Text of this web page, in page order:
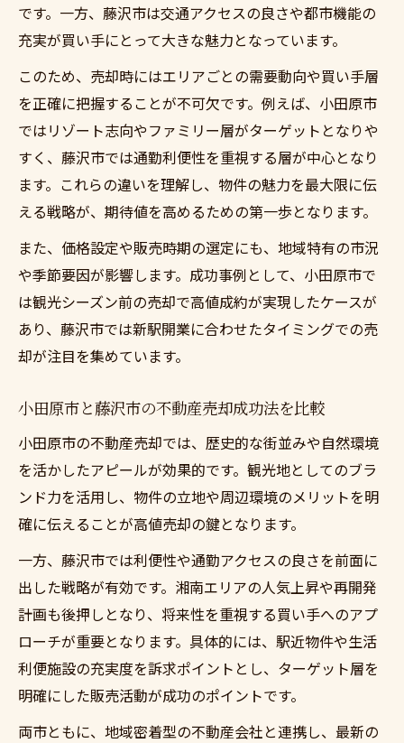
です。一方、藤沢市は交通アクセスの良さや都市機能の
充実が買い手にとって大きな魅力となっています。
このため、売却時にはエリアごとの需要動向や買い手層
を正確に把握することが不可欠です。例えば、小田原市
ではリゾート志向やファミリー層がターゲットとなりや
すく、藤沢市では通勤利便性を重視する層が中心となり
ます。これらの違いを理解し、物件の魅力を最大限に伝
える戦略が、期待値を高めるための第一歩となります。
また、価格設定や販売時期の選定にも、地域特有の市況
や季節要因が影響します。成功事例として、小田原市で
は観光シーズン前の売却で高値成約が実現したケースが
あり、藤沢市では新駅開業に合わせたタイミングでの売
却が注目を集めています。
小田原市と藤沢市の不動産売却成功法を比較
小田原市の不動産売却では、歴史的な街並みや自然環境
を活かしたアピールが効果的です。観光地としてのブラ
ンド力を活用し、物件の立地や周辺環境のメリットを明
確に伝えることが高値売却の鍵となります。
一方、藤沢市では利便性や通勤アクセスの良さを前面に
出した戦略が有効です。湘南エリアの人気上昇や再開発
計画も後押しとなり、将来性を重視する買い手へのアプ
ローチが重要となります。具体的には、駅近物件や生活
利便施設の充実度を訴求ポイントとし、ターゲット層を
明確にした販売活動が成功のポイントです。
両市ともに、地域密着型の不動産会社と連携し、最新の